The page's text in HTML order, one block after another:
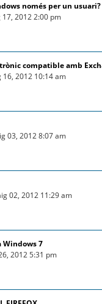
només per un usuari?
2012 2:00 pm
compatible amb
16, 2012 10:14 am
03, 2012 8:07 am
02, 2012 11:29 am
Windows 7
2012 5:31 pm